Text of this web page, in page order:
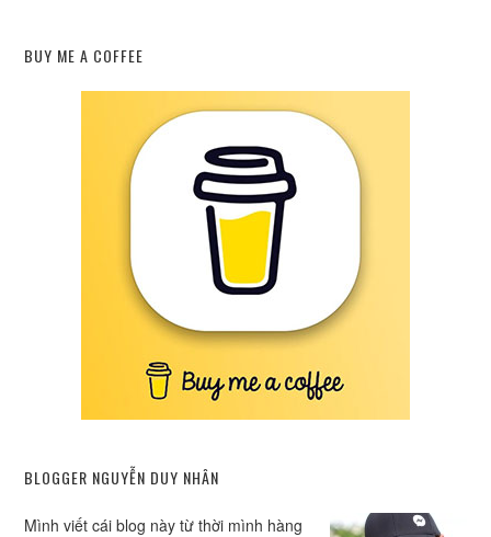
BUY ME A COFFEE
BLOGGER NGUYỄN DUY NHÂN
Mình viết cái blog này từ thời mình hàng